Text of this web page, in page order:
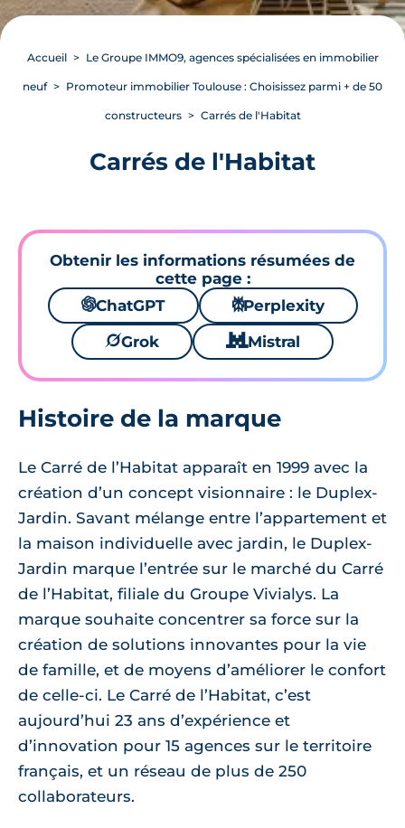
Accueil Le Groupe IMMO9, agences spécialisées en immobilier
neuf Promoteur immobilier Toulouse : Choisissez parmi + de 50
constructeurs Carrés de l'Habitat
Carrés de l'Habitat
Obtenir les informations résumées de
cette page :
🌌ChatGPT ⚙Perplexity
🪐Grok 🐱 Mistral
Histoire de la marque
Le Carré de l’Habitat apparaît en 1999 avec la
création d’un concept visionnaire : le Duplex-
Jardin. Savant mélange entre l’appartement et
la maison individuelle avec jardin, le Duplex-
Jardin marque l’entrée sur le marché du Carré
de l’Habitat, filiale du Groupe Vivialys. La
marque souhaite concentrer sa force sur la
création de solutions innovantes pour la vie
de famille, et de moyens d’améliorer le confort
de celle-ci. Le Carré de l’Habitat, c’est
aujourd’hui 23 ans d’expérience et
d’innovation pour 15 agences sur le territoire
français, et un réseau de plus de 250
collaborateurs.